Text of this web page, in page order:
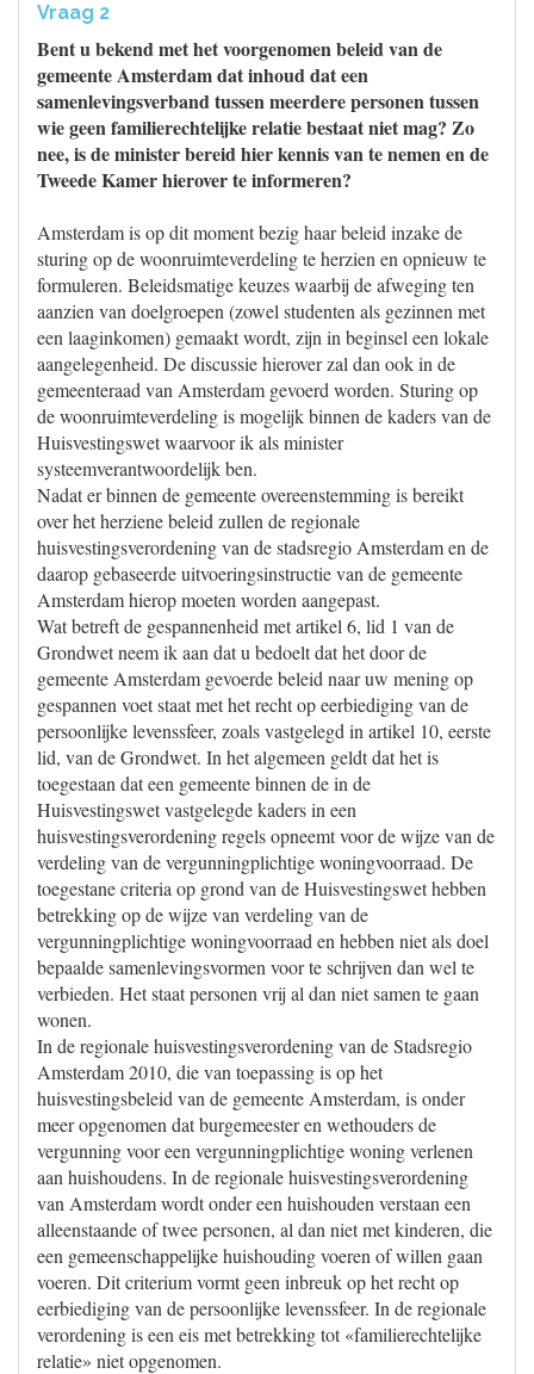
Vraag 2
Bent u bekend met het voorgenomen beleid van de
gemeente Amsterdam dat inhoud dat een
samenlevingsverband tussen meerdere personen tussen
wie geen familierechtelijke relatie bestaat niet mag? Zo
nee, is de minister bereid hier kennis van te nemen en de
Tweede Kamer hierover te informeren?
Amsterdam is op dit moment bezig haar beleid inzake de
sturing op de woonruimteverdeling te herzien en opnieuw te
formuleren. Beleidsmatige keuzes waarbij de afweging ten
aanzien van doelgroepen (zowel studenten als gezinnen met
een laaginkomen) gemaakt wordt, zijn in beginsel een lokale
aangelegenheid. De discussie hierover zal dan ook in de
gemeenteraad van Amsterdam gevoerd worden. Sturing op
de woonruimteverdeling is mogelijk binnen de kaders van de
Huisvestingswet waarvoor ik als minister
systeemverantwoordelijk ben.
Nadat er binnen de gemeente overeenstemming is bereikt
over het herziene beleid zullen de regionale
huisvestingsverordening van de stadsregio Amsterdam en de
daarop gebaseerde uitvoeringsinstructie van de gemeente
Amsterdam hierop moeten worden aangepast.
Wat betreft de gespannenheid met artikel 6, lid 1 van de
Grondwet neem ik aan dat u bedoelt dat het door de
gemeente Amsterdam gevoerde beleid naar uw mening op
gespannen voet staat met het recht op eerbiediging van de
persoonlijke levenssfeer, zoals vastgelegd in artikel 10, eerste
lid, van de Grondwet. In het algemeen geldt dat het is
toegestaan dat een gemeente binnen de in de
Huisvestingswet vastgelegde kaders in een
huisvestingsverordening regels opneemt voor de wijze van de
verdeling van de vergunningplichtige woningvoorraad. De
toegestane criteria op grond van de Huisvestingswet hebben
betrekking op de wijze van verdeling van de
vergunningplichtige woningvoorraad en hebben niet als doel
bepaalde samenlevingsvormen voor te schrijven dan wel te
verbieden. Het staat personen vrij al dan niet samen te gaan
wonen.
In de regionale huisvestingsverordening van de Stadsregio
Amsterdam 2010, die van toepassing is op het
huisvestingsbeleid van de gemeente Amsterdam, is onder
meer opgenomen dat burgemeester en wethouders de
vergunning voor een vergunningplichtige woning verlenen
aan huishoudens. In de regionale huisvestingsverordening
van Amsterdam wordt onder een huishouden verstaan een
alleenstaande of twee personen, al dan niet met kinderen, die
een gemeenschappelijke huishouding voeren of willen gaan
voeren. Dit criterium vormt geen inbreuk op het recht op
eerbiediging van de persoonlijke levenssfeer. In de regionale
verordening is een eis met betrekking tot «familierechtelijke
relatie» niet opgenomen.